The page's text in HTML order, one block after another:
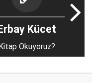
Kücet
Okuyoruz?